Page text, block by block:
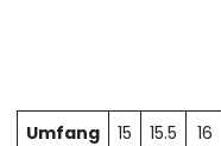
Umfang
15 15.5 16